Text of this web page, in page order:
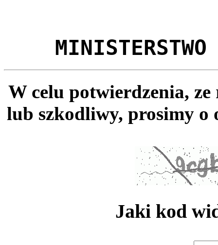
MINISTERSTWO
W celu potwierdzenia,
lub szkodliwy, prosimy o
Jaki kod